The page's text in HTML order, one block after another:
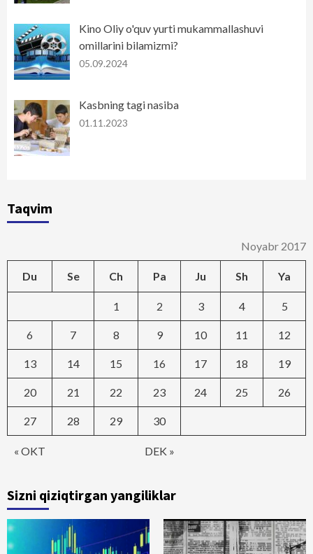
Kino Oliy o'quv yurti mukammallashuvi
omillarini bilamizmi?
05.09.2024
Kasbning tagi nasiba
01.11.2023
Taqvim
Noyabr 2017
Du Se Ch Pa Ju Sh Ya
« OKT DEK »
1 2 3 4 5
6 7 8 9 10 11 12
13 14 15 16 17 18 19
20 21 22 23 24 25 26
27 28 29 30
Sizni qiziqtirgan yangiliklar